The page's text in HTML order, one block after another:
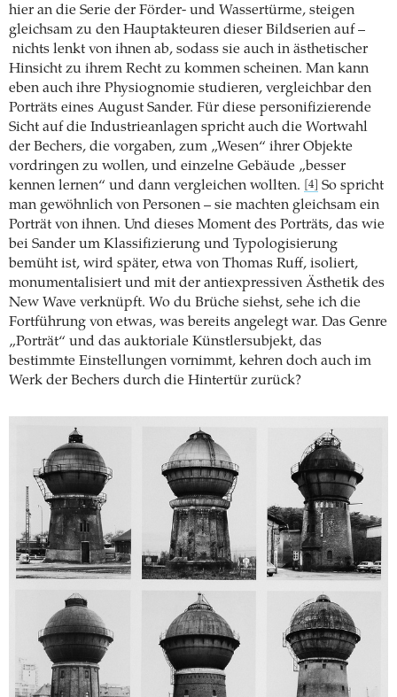
hier an die Serie der Förder- und Wassertürme, steigen
gleichsam zu den Hauptakteuren dieser Bildserien auf –
nichts lenkt von ihnen ab, sodass sie auch in ästhetischer
Hinsicht zu ihrem Recht zu kommen scheinen. Man kann
eben auch ihre Physiognomie studieren, vergleichbar den
Porträts eines August Sander. Für diese personifizierende
Sicht auf die Industrie­anlagen spricht auch die Wortwahl
der Bechers, die vorgaben, zum „Wesen“ ihrer Objekte
vordringen zu wollen, und einzelne Gebäude „besser
kennen lernen“ und dann vergleichen wollten.
[4]
So spricht
man gewöhnlich von Personen – sie machten gleichsam ein
Porträt von ihnen. Und dieses Moment des Porträts, das wie
bei Sander um Klassifizierung und Typologisierung
bemüht ist, wird später, etwa von Thomas Ruff, isoliert,
monumentalisiert und mit der antiexpressiven Ästhetik des
New Wave verknüpft. Wo du Brüche siehst, sehe ich die
Fortführung von etwas, was bereits angelegt war. Das Genre
„Porträt“ und das auktoriale Künstlersubjekt, das
bestimmte Einstellungen vornimmt, kehren doch auch im
Werk der Bechers durch die Hintertür zurück?